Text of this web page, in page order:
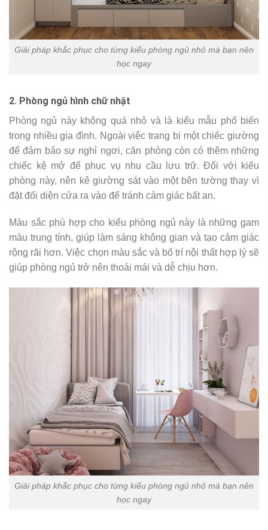
Giải pháp khắc phục cho từng kiểu phòng ngủ nhỏ mà bạn nên
học ngay
2. Phòng ngủ hình chữ nhật
Phòng ngủ này không quá nhỏ và là kiểu mẫu phổ biến
trong nhiều gia đình. Ngoài việc trang bị một chiếc giường
để đảm bảo sự nghỉ ngơi, căn phòng còn có thêm những
chiếc kệ mở để phục vụ nhu cầu lưu trữ. Đối với kiểu
phòng này, nên kê giường sát vào một bên tường thay vì
đặt đối diện cửa ra vào để tránh cảm giác bất an.
Màu sắc phù hợp cho kiểu phòng ngủ này là những gam
màu trung tính, giúp làm sáng không gian và tạo cảm giác
rộng rãi hơn. Việc chọn màu sắc và bố trí nội thất hợp lý sẽ
giúp phòng ngủ trở nên thoải mái và dễ chịu hơn.
Giải pháp khắc phục cho từng kiểu phòng ngủ nhỏ mà bạn nên
học ngay